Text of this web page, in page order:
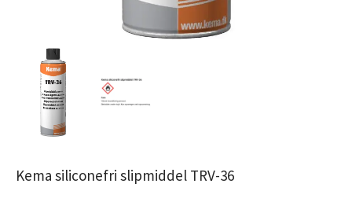
Kema siliconefri slipmiddel TRV-36